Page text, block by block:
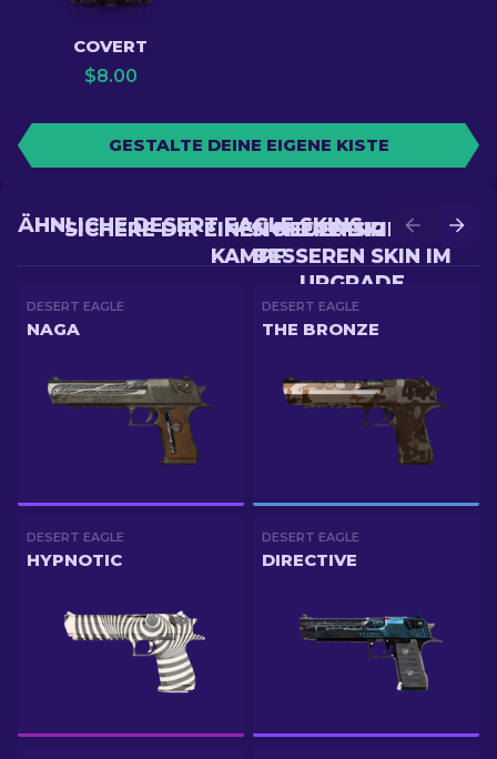
COVERT
$8.00
GESTALTE DEINE EIGENE KISTE
SICHERE DIR EINEN
BESSEREN SKIN IM
UPGRADE
SICHERE DIR EINEN NEUEN SKIN IM
KAMPF
ÄHNLICHE DESERT EAGLE SKINS
DESERT EAGLE
NAGA
DESERT EAGLE
THE BRONZE
DESERT EAGLE
HYPNOTIC
DESERT EAGLE
DIRECTIVE